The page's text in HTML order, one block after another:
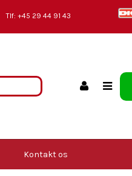
Kontakt os
Tlf: +45 29 44 91 43